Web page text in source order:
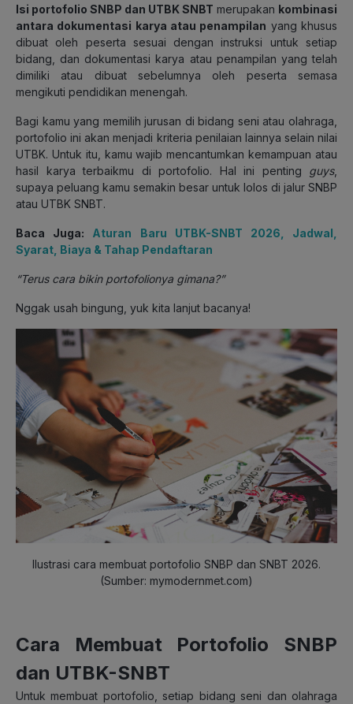
Isi portofolio SNBP dan UTBK SNBT merupakan kombinasi
antara dokumentasi karya atau penampilan yang khusus
dibuat oleh peserta sesuai dengan instruksi untuk setiap
bidang, dan dokumentasi karya atau penampilan yang telah
dimiliki atau dibuat sebelumnya oleh peserta semasa
mengikuti pendidikan menengah.
Bagi kamu yang memilih jurusan di bidang seni atau olahraga,
portofolio ini akan menjadi kriteria penilaian lainnya selain nilai
UTBK. Untuk itu, kamu wajib mencantumkan kemampuan atau
hasil karya terbaikmu di portofolio. Hal ini penting guys,
supaya peluang kamu semakin besar untuk lolos di jalur SNBP
atau UTBK SNBT.
Baca Juga: Aturan Baru UTBK-SNBT 2026, Jadwal,
Syarat, Biaya & Tahap Pendaftaran
“Terus cara bikin portofolionya gimana?”
Nggak usah bingung, yuk kita lanjut bacanya!
Ilustrasi cara membuat portofolio SNBP dan SNBT 2026.
(Sumber: mymodernmet.com)
Cara Membuat Portofolio SNBP
dan UTBK-SNBT
Untuk membuat portofolio, setiap bidang seni dan olahraga